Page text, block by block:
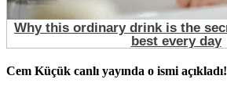
Cem Küçük canlı yayında o ismi açıkladı!